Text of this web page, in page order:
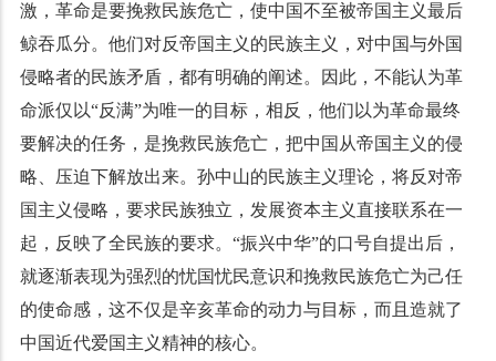
激，革命是要挽救民族危亡，使中国不至被帝国主义最后
鲸吞瓜分。他们对反帝国主义的民族主义，对中国与外国
侵略者的民族矛盾，都有明确的阐述。因此，不能认为革
命派仅以“反满”为唯一的目标，相反，他们以为革命最终
要解决的任务，是挽救民族危亡，把中国从帝国主义的侵
略、压迫下解放出来。孙中山的民族主义理论，将反对帝
国主义侵略，要求民族独立，发展资本主义直接联系在一
起，反映了全民族的要求。“振兴中华”的口号自提出后，
就逐渐表现为强烈的忧国忧民意识和挽救民族危亡为己任
的使命感，这不仅是辛亥革命的动力与目标，而且造就了
中国近代爱国主义精神的核心。